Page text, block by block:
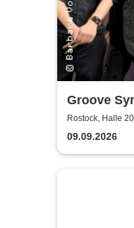
Groove
Rostock, Halle
09.09.2026